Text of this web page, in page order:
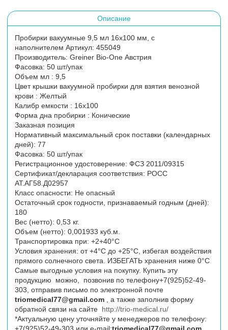
Описание
Пробирки вакуумные 9,5 мл 16х100 мм, с
наполнителем Артикул: 455049
Производитель: Greiner Bio-One Австрия
Фасовка: 50 шт/упак
Объем мл : 9,5
Цвет крышки вакуумной пробирки для взятия венозной
крови : Желтый
Калибр емкости : 16х100
Форма дна пробирки : Конические
Заказная позиция
Нормативный максимальный срок поставки (календарных
дней): 77
Фасовка: 50 шт/упак
Регистрационное удостоверение: ФСЗ 2011/09315
Сертификат/декларация соответствия: РОСС
АТ.АГ58.Д02957
Класс опасности: Не опасный
Остаточный срок годности, признаваемый годным (дней):
180
Вес (нетто): 0,53 кг.
Объем (нетто): 0,001933 куб.м.
Транспортировка при: +2+40°С
Условия хранения: от +4°С до +25°С, избегая воздействия
прямого солнечного света. ИЗБЕГАТЬ хранения ниже 0°С
Самые выгодные условия на покупку. Купить эту
продукцию можно, позвонив по телефону+7(925)52-49-
303, отправив письмо по электронной почте
triomedical77@gmail.com
, а также заполнив форму
обратной связи на сайте http://trio-medical.ru/
*Актуальную цену уточняйте у менеджеров по телефону: